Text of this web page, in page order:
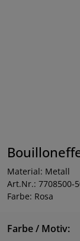
Material: Metall
Art.Nr.: 7708500-
Farbe: Rosa
Farbe / Motiv: